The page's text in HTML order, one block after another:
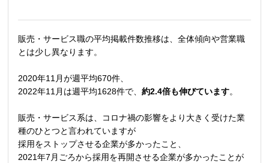
販売・サービス職の平均掲載件数推移は、全体傾向や営業職
とは少し異なります。
2020年11月が週平均670件、
2022年11月は週平均1628件で、約2.4倍も伸びています。
販売・サービス系は、コロナ禍の影響をより大きく受けた業
種のひとつと言われていますが
採用をストップさせる企業が多かったこと、
2021年7月ごろから採用を再開させる企業が多かったことが